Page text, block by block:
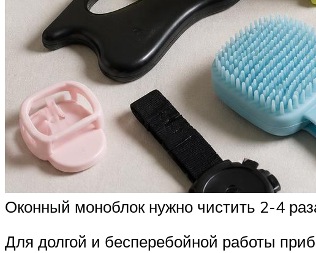
Оконный моноблок нужно чистить 2-4
Для долгой и бесперебойной работы